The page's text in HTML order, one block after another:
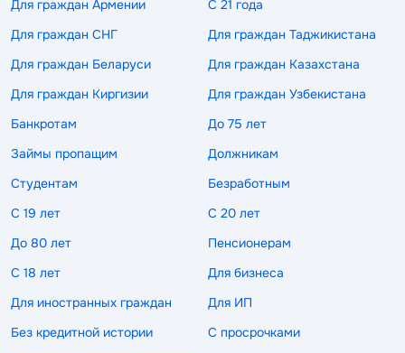
Для граждан Армении
С 21 года
Для граждан СНГ
Для граждан Таджикистана
Для граждан Беларуси
Для граждан Казахстана
Для граждан Киргизии
Для граждан Узбекистана
Банкротам
До 75 лет
Займы пропащим
Должникам
Студентам
Безработным
С 19 лет
С 20 лет
До 80 лет
Пенсионерам
С 18 лет
Для бизнеса
Для иностранных граждан
Для ИП
Без кредитной истории
С просрочками